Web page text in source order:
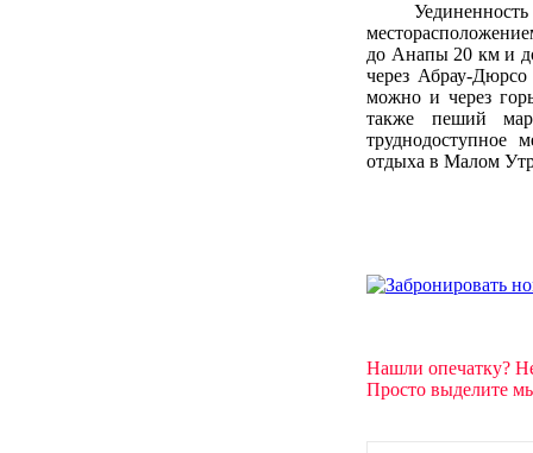
Уединенность
до Анапы 20 км и
через Абрау-
можно и через
также пеший
труднодоступное
отдыха в Малом
Нашли опечатку?
Просто выделите